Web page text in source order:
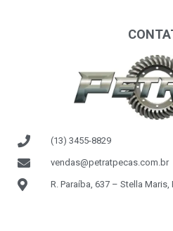
(13) 3455-8829
vendas@petratpecas.com.br
R. Paraíba, 637 – Stella Maris,